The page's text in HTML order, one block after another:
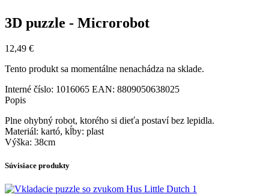
3D puzzle - Microrobot
12,49 €
Tento produkt sa momentálne nenachádza na sklade.
Interné číslo: 1016065 EAN: 8809050638025
Popis
Plne ohybný robot, ktorého si dieťa postaví bez lepidla.
Materiál: kartó, kĺby: plast
Výška: 38cm
Súvisiace produkty